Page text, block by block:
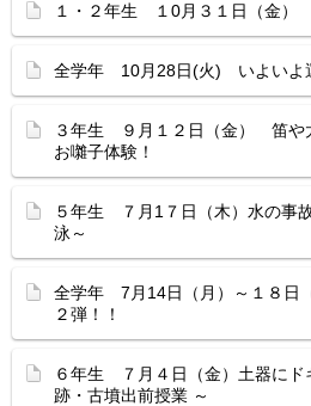
１・２年生 １0月３１日（金）
全学年 10月28日(火) いよいよ
３年生 ９月１２日（金） 笛や
お囃子体験！
５年生 ７月1７日（木）水の事
泳～
全学年 7月14日（月）～１８日
２弾！！
６年生 ７月４日（金）土器に
跡・古墳出前授業 ～